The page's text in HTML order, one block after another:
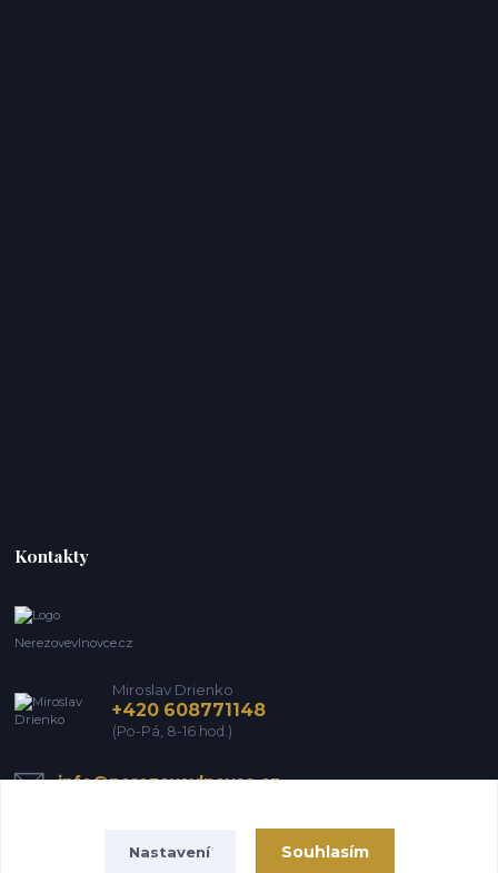
Kontakty
Nerezovevlnovce.cz
Miroslav Drienko
+420 608771148
(Po-Pá, 8-16 hod.)
info@nerezovevlnovce.cz
Nastavení Souhlasím